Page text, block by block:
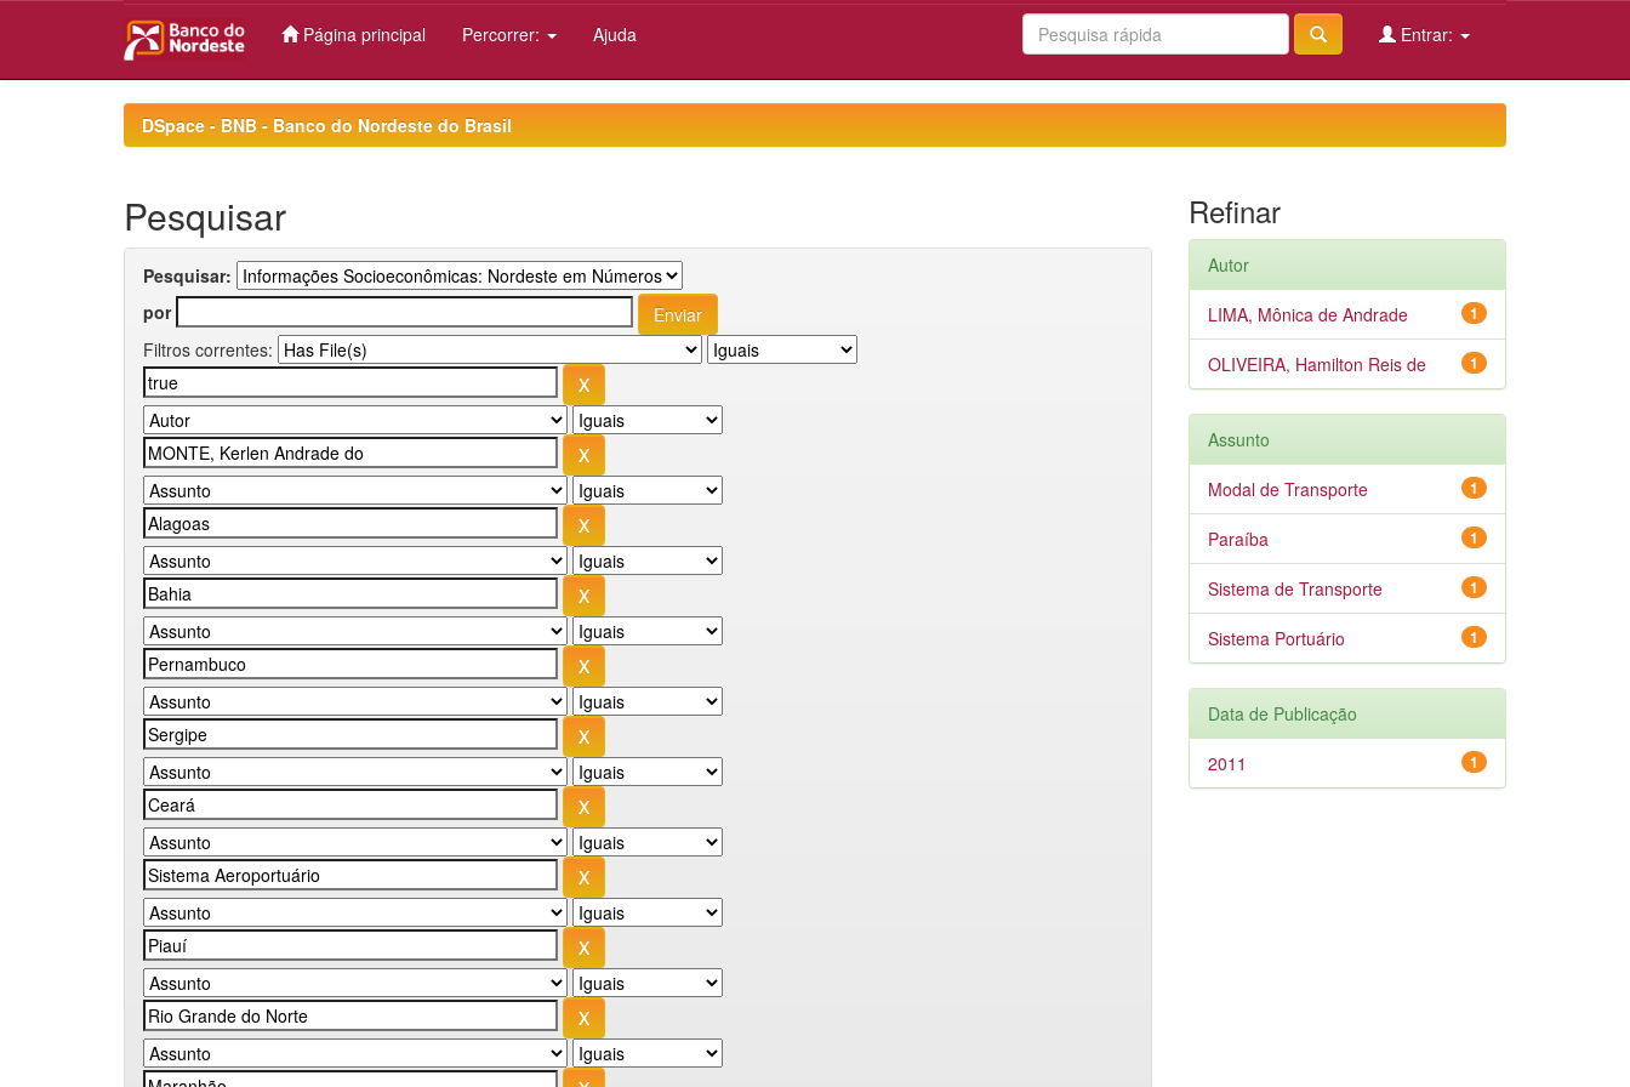
Página principal Percorrer: Ajuda Entrar:
DSpace - BNB - Banco do Nordeste do Brasil
Pesquisar
Pesquisar:
por
Filtros correntes:
Refinar
Autor
1
LIMA, Mônica de Andrade
1
OLIVEIRA, Hamilton Reis de
Assunto
1
Modal de Transporte
1
Paraíba
1
Sistema de Transporte
1
Sistema Portuário
Data de Publicação
1
2011